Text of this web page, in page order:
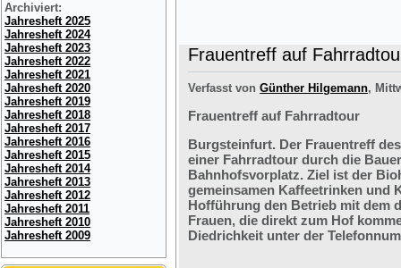
Archiviert:
Jahresheft 2025
Jahresheft 2024
Jahresheft 2023
Jahresheft 2022
Jahresheft 2021
Jahresheft 2020
Jahresheft 2019
Jahresheft 2018
Jahresheft 2017
Jahresheft 2016
Jahresheft 2015
Jahresheft 2014
Jahresheft 2013
Jahresheft 2012
Jahresheft 2011
Jahresheft 2010
Jahresheft 2009
Frauentreff auf
Verfasst von Günther Hilgemann,
Frauentreff auf Fahrradtour
Burgsteinfurt. Der Frauentreff
einer Fahrradtour durch die
Bahnhofsvorplatz. Ziel ist der
gemeinsamen Kaffeetrinken und
Hofführung den Betrieb mit dem
Frauen, die direkt zum Hof
Diedrichkeit unter der